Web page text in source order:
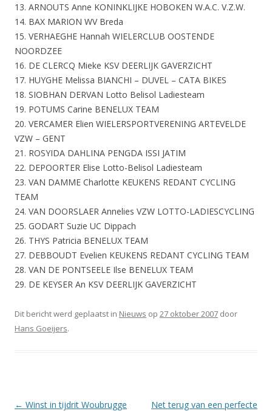
13. ARNOUTS Anne KONINKLIJKE HOBOKEN W.A.C. V.Z.W.
14. BAX MARION WV Breda
15. VERHAEGHE Hannah WIELERCLUB OOSTENDE
NOORDZEE
16. DE CLERCQ Mieke KSV DEERLIJK GAVERZICHT
17. HUYGHE Melissa BIANCHI – DUVEL – CATA BIKES
18. SIOBHAN DERVAN Lotto Belisol Ladiesteam
19. POTUMS Carine BENELUX TEAM
20. VERCAMER Elien WIELERSPORTVERENING ARTEVELDE
VZW – GENT
21. ROSYIDA DAHLINA PENGDA ISSI JATIM
22. DEPOORTER Elise Lotto-Belisol Ladiesteam
23. VAN DAMME Charlotte KEUKENS REDANT CYCLING
TEAM
24. VAN DOORSLAER Annelies VZW LOTTO-LADIESCYCLING
25. GODART Suzie UC Dippach
26. THYS Patricia BENELUX TEAM
27. DEBBOUDT Evelien KEUKENS REDANT CYCLING TEAM
28. VAN DE PONTSEELE Ilse BENELUX TEAM
29. DE KEYSER An KSV DEERLIJK GAVERZICHT
Dit bericht werd geplaatst in Nieuws op 27 oktober 2007 door
Hans Goeijers.
Berichtnavigatie
← Winst in tijdrit Woubrugge
Net terug van een perfecte